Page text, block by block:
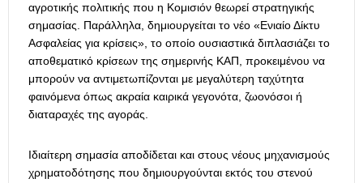
αγροτικής πολιτικής που η Κομισιόν θεωρεί στρατηγικής
σημασίας. Παράλληλα, δημιουργείται το νέο «Ενιαίο Δίκτυ
Ασφαλείας για κρίσεις», το οποίο ουσιαστικά διπλασιάζει το
αποθεματικό κρίσεων της σημερινής ΚΑΠ, προκειμένου να
μπορούν να αντιμετωπίζονται με μεγαλύτερη ταχύτητα
φαινόμενα όπως ακραία καιρικά γεγονότα, ζωονόσοι ή
διαταραχές της αγοράς.
Ιδιαίτερη σημασία αποδίδεται και στους νέους μηχανισμούς
χρηματοδότησης που δημιουργούνται εκτός του στενού